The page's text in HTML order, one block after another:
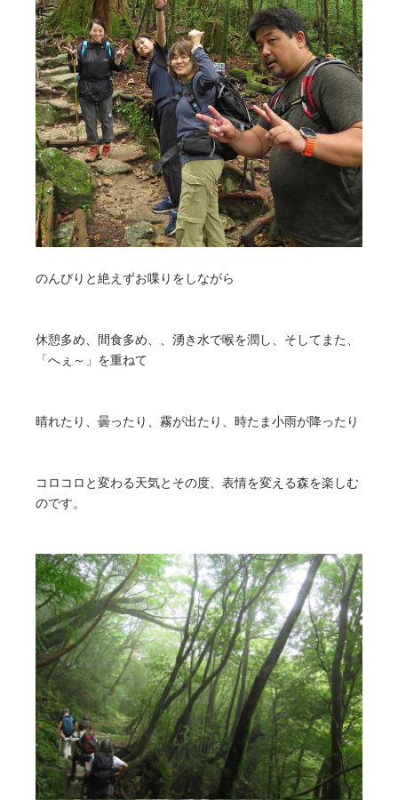
のんびりと絶えずお喋りをしながら
休憩多め、間食多め、、湧き水で喉を潤し、そしてまた、
「へぇ～」を重ねて
晴れたり、曇ったり、霧が出たり、時たま小雨が降ったり
コロコロと変わる天気とその度、表情を変える森を楽しむ
のです。